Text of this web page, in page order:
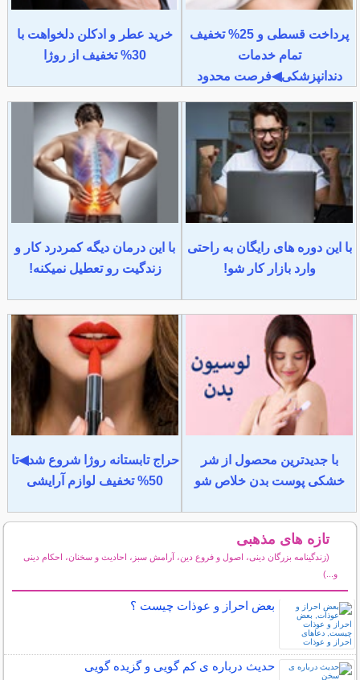
پرداخت قسطی و 25% تخفیف
تمام خدمات
دندانپزشکی◀فرصت محدود
خرید عطر و ادکلن دلخواهت با
30% تخفیف از روژا
با این دوره های رایگان به راحتی
وارد بازار کار شو!
با این درمان دیگه کمردرد کار و
زندگیت رو تعطیل نمیکنه!
با جدیدترین محصول از شر
خشکی پوست بدن خلاص شو
حراج تابستانه روژا شروع شد◀تا
50% تخفیف لوازم آرایشی
تازه های مذهبی
(زندگینامه بزرگان دینی، اصول و فروع دین، آرامش سبز، احادیث و سخنان، احکام دینی
و...)
بعض احراز و عوذات چیست ؟
حدیث درباره ی کم گویی و گزیده گویی